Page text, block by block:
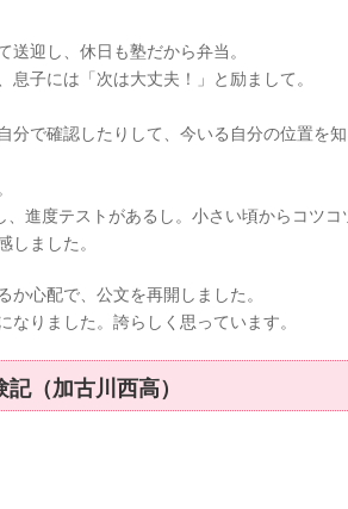
迎し、休日も塾だから弁当。
子には「次は大丈夫！」と励まして。
分で確認したりして、今いる自分の位置を知
進度テストがあるし。小さい頃からコツコ
しました。
心配で、公文を再開しました。
りました。誇らしく思っています。
（加古川西高）